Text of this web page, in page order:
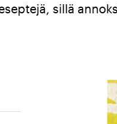
sillä